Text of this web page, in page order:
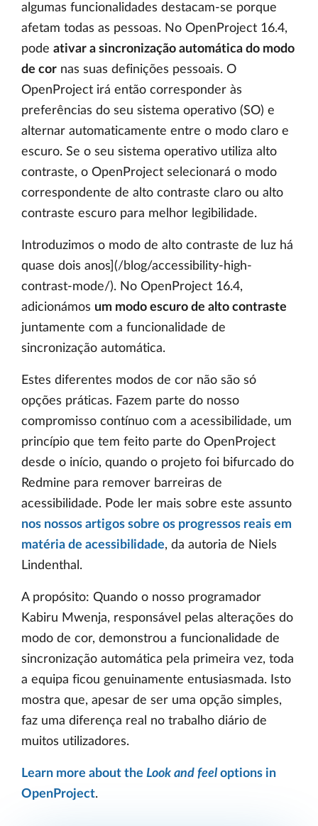
algumas funcionalidades destacam-se porque
afetam todas as pessoas. No OpenProject 16.4,
pode ativar a sincronização automática do modo
de cor nas suas definições pessoais. O
OpenProject irá então corresponder às
preferências do seu sistema operativo (SO) e
alternar automaticamente entre o modo claro e
escuro. Se o seu sistema operativo utiliza alto
contraste, o OpenProject selecionará o modo
correspondente de alto contraste claro ou alto
contraste escuro para melhor legibilidade.
Introduzimos o modo de alto contraste de luz há
quase dois anos](/blog/accessibility-high-
contrast-mode/). No OpenProject 16.4,
adicionámos um modo escuro de alto contraste
juntamente com a funcionalidade de
sincronização automática.
Estes diferentes modos de cor não são só
opções práticas. Fazem parte do nosso
compromisso contínuo com a acessibilidade, um
princípio que tem feito parte do OpenProject
desde o início, quando o projeto foi bifurcado do
Redmine para remover barreiras de
acessibilidade. Pode ler mais sobre este assunto
nos nossos artigos sobre os progressos reais em
matéria de acessibilidade, da autoria de Niels
Lindenthal.
A propósito: Quando o nosso programador
Kabiru Mwenja, responsável pelas alterações do
modo de cor, demonstrou a funcionalidade de
sincronização automática pela primeira vez, toda
a equipa ficou genuinamente entusiasmada. Isto
mostra que, apesar de ser uma opção simples,
faz uma diferença real no trabalho diário de
muitos utilizadores.
Learn more about the Look and feel options in
OpenProject.